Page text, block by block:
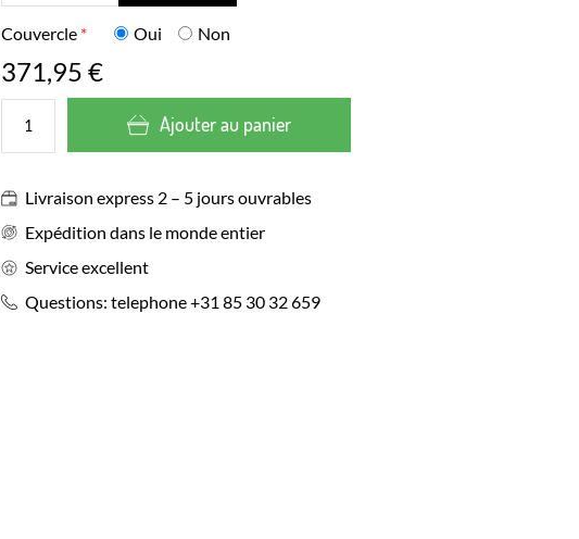
Couvercle * Oui Non
371,95 €
Ajouter au panier
Livraison express 2 – 5 jours ouvrables
Expédition dans le monde entier
Service excellent
Questions: telephone +31 85 30 32 659